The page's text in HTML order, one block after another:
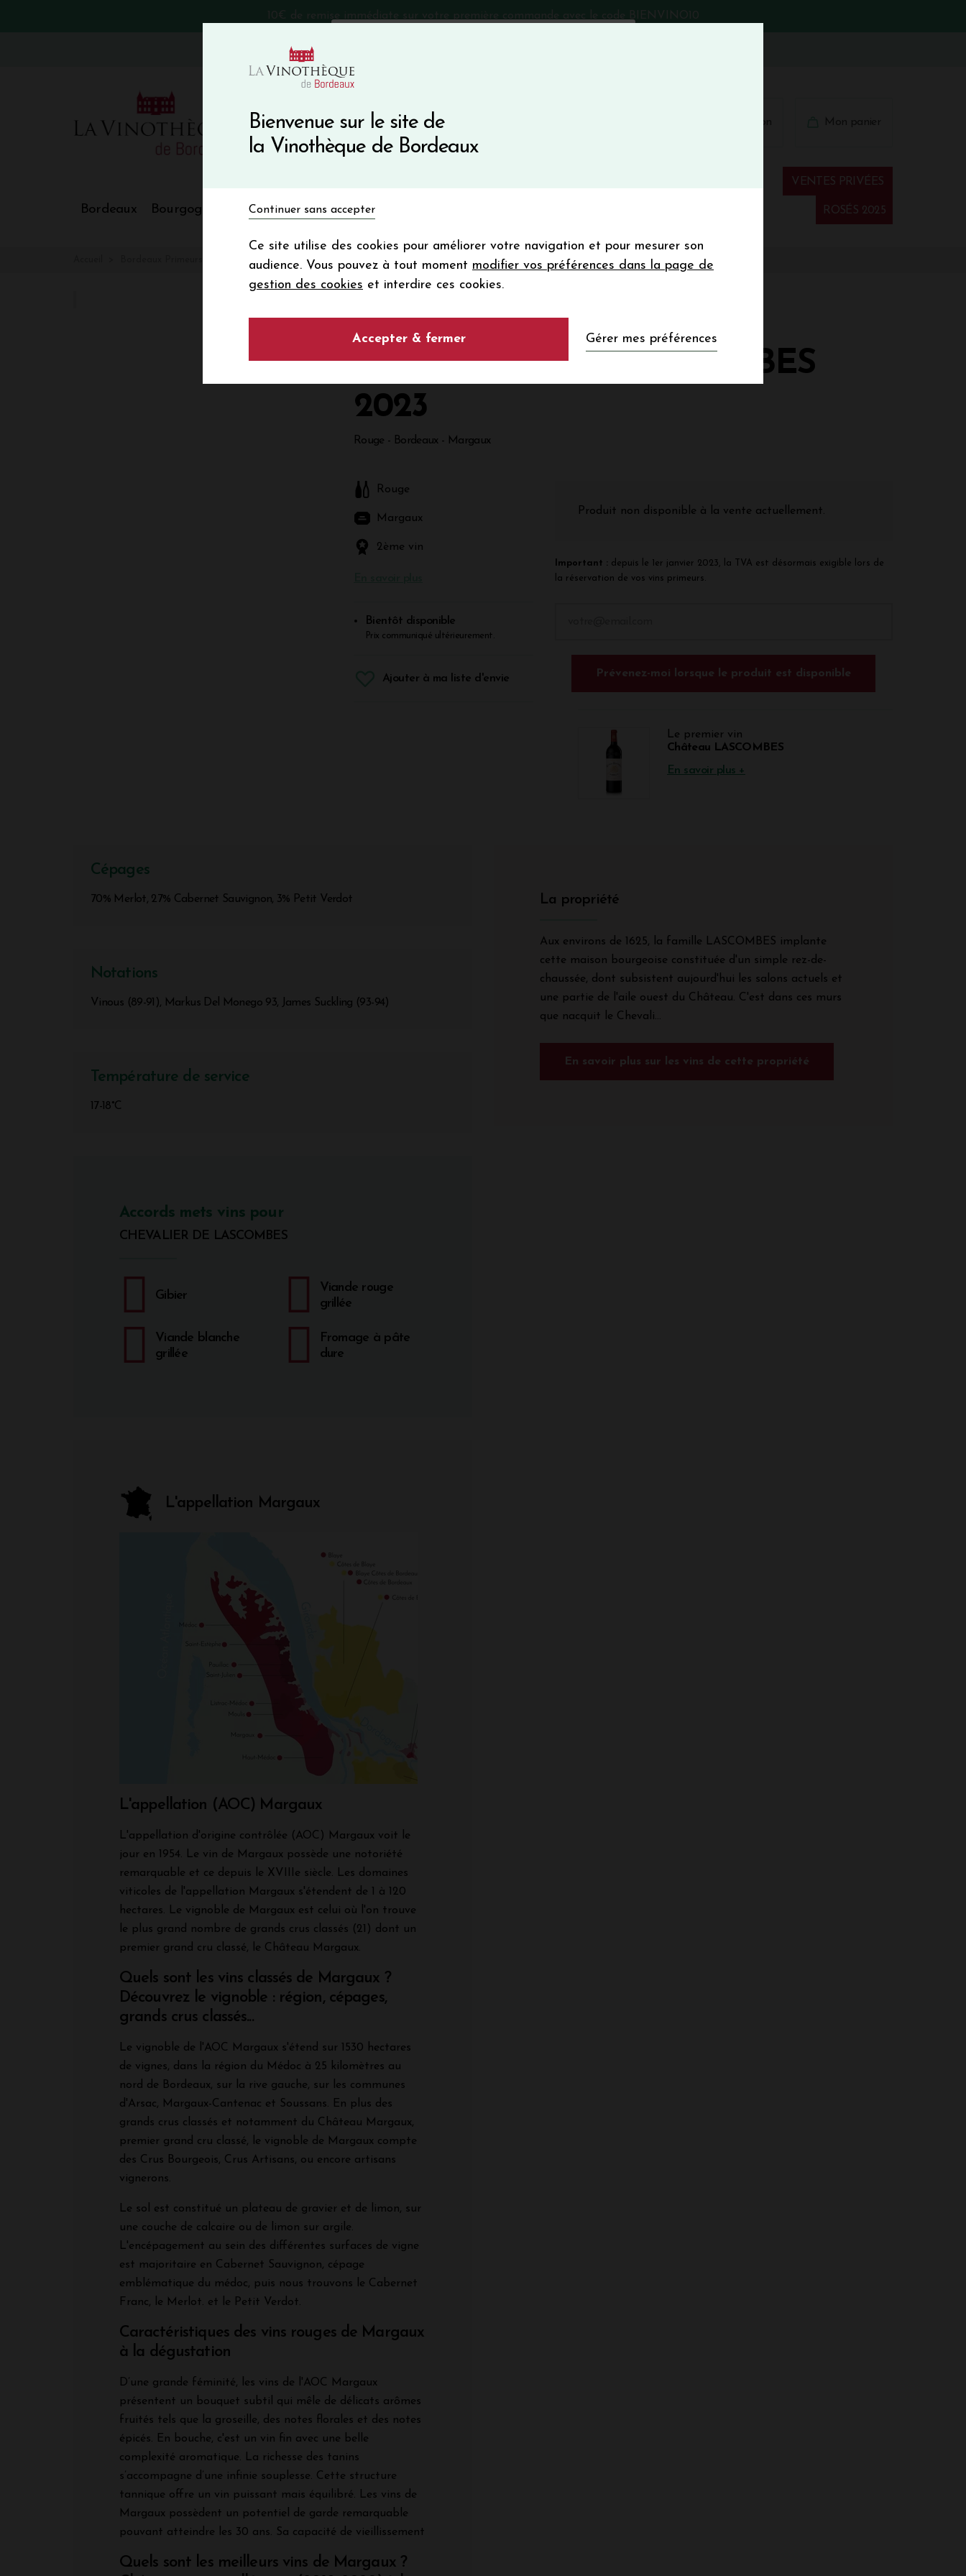
Bienvenue sur le site de
la Vinothèque de Bordeaux
Continuer sans accepter
Ce site utilise des cookies pour améliorer votre navigation et pour mesurer son
audience. Vous pouvez à tout moment modifier vos préférences dans la page de
gestion des cookies et interdire ces cookies.
Accepter & fermer Gérer mes préférences
VinoBlog
Bordeaux Bourgogne Nos Régions Vins du monde ROSÉS 2025
VENTES PRIVÉES
Primeurs 2023
CHEVALIER DE LASCOMBES
2023
Rouge - Bordeaux - Margaux
Rouge
Margaux
2ème vin
Bientôt disponible
Prix communiqué ultérieurement.
Ajouter à ma liste d'envie
Produit non disponible à la vente actuellement.
Important : depuis le 1er janvier 2023, la TVA est désormais exigible lors de
la réservation de vos vins primeurs.
Prévenez-moi lorsque le produit est disponible
Le premier vin
Château LASCOMBES
En savoir plus +
Cépages
70% Merlot, 27% Cabernet Sauvignon, 3% Petit Verdot
Notations
Vinous (89-91), Markus Del Monego 93, James Suckling (93-94)
Température de service
17-18°C
Accords mets vins pour
CHEVALIER DE LASCOMBES
Gibier
Viande rouge
grillée
Viande blanche
grillée
Fromage à pâte
dure
L'appellation Margaux
L'appellation (AOC) Margaux
L'appellation d'origine contrôlée (AOC) Margaux voit le
jour en 1954. Le vin de Margaux possède une notoriété
remarquable et ce depuis le XVIIIe siècle. Les domaines
viticoles de l'appellation Margaux s'étendent de 1 à 120
hectares. Le vignoble de Margaux est celui où l'on trouve
le plus grand nombre de grands crus classés (21) dont un
premier grand cru classé, le Château Margaux.
Quels sont les vins classés de Margaux ?
Découvrez le vignoble : région, cépages,
grands crus classés...
Le vignoble de l'AOC Margaux s'étend sur 1530 hectares
de vignes, dans la région du Médoc à 25 kilomètres au
nord de Bordeaux, sur la rive gauche, sur les communes
d'Arsac, Margaux-Cantenac et Soussans. En plus des
grands crus classés et notamment du Château Margaux,
premier grand cru classé, le vignoble de Margaux compte
des Crus Bourgeois, Crus Artisans, ou encore artisans
vignerons.
Le sol est constitué un plateau de gravier et de limon, sur
une couche de calcaire ou de limon sur argile.
L'encépagement au sein des différentes surfaces de vigne
est majoritaire en Cabernet Sauvignon, cépage
emblématique du médoc, puis nous trouvons le Cabernet
Franc, le Merlot. et le Petit Verdot.
Caractéristiques des vins rouges de Margaux
à la dégustation
D’une grande féminité, les vins de l'AOC Margaux
présentent un bouquet subtil qui mêle de délicats arômes
fruités tels que la groseille, des notes florales et des notes
épicés. En bouche, c'est un vin fin avec une belle
complexité aromatique. La richesse des tanins
s’accompagne d’une infinie souplesse. Cette structure
tannique offre un vin puissant mais équilibré. Les vins de
Margaux possèdent un potentiel de garde remarquable
pouvant atteindre les 30 ans. Sa capacité de vieillissement
Quels sont les meilleurs vins de Margaux ?
La propriété
Aux environs de 1625, la famille LASCOMBES implante
cette maison bourgeoise constituée d'un simple rez-de-
chaussée, dont subsistent aujourd'hui les salons actuels et
une partie de l'aile ouest du Château. C'est dans ces murs
que nacquit le Chevali...
En savoir plus sur les vins de cette propriété
En m’abonnant, j’accepte de recevoir la newsletter de la
Vinothèque de Bordeaux.